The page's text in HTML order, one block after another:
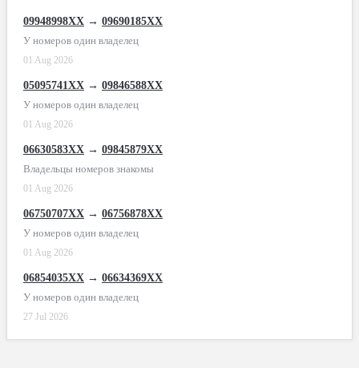
09948998XX → 09690185XX
У номеров один владелец
01 Aug 2026
05095741XX → 09846588XX
У номеров один владелец
01 Aug 2026
06630583XX → 09845879XX
Владельцы номеров знакомы
01 Aug 2026
06750707XX → 06756878XX
У номеров один владелец
01 Aug 2026
06854035XX → 06634369XX
У номеров один владелец
27 Jul 2026